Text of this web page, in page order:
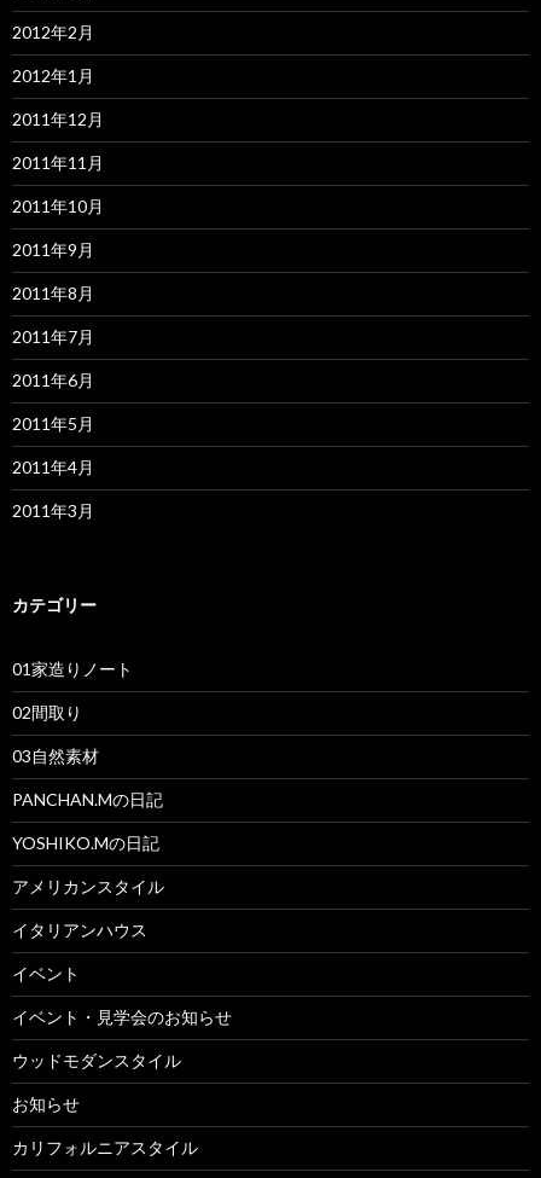
2012年2月
2012年1月
2011年12月
2011年11月
2011年10月
2011年9月
2011年8月
2011年7月
2011年6月
2011年5月
2011年4月
2011年3月
カテゴリー
01家造りノート
02間取り
03自然素材
PANCHAN.Mの日記
YOSHIKO.Mの日記
アメリカンスタイル
イタリアンハウス
イベント
イベント・見学会のお知らせ
ウッドモダンスタイル
お知らせ
カリフォルニアスタイル